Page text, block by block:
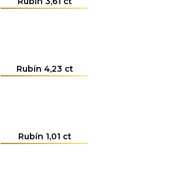
Rubín 4,23 ct
Rubín 1,01 ct